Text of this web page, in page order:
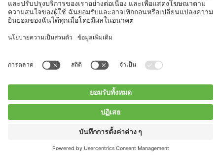
BUCHI Worldwide
Blogs
LinkedinInstagramTwitter Youtube